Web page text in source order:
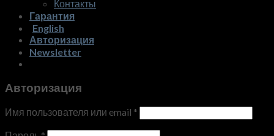
Контакты
Гарантия
English
Авторизация
Newsletter
Авторизация
Имя пользователя или email *